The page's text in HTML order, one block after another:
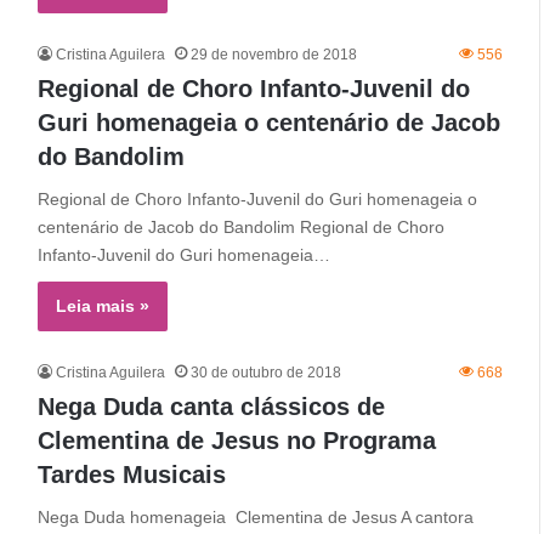
Cristina Aguilera 29 de novembro de 2018 556
Regional de Choro Infanto-Juvenil do
Guri homenageia o centenário de Jacob
do Bandolim
Regional de Choro Infanto-Juvenil do Guri homenageia o
centenário de Jacob do Bandolim Regional de Choro
Infanto-Juvenil do Guri homenageia…
Leia mais »
Cristina Aguilera 30 de outubro de 2018 668
Nega Duda canta clássicos de
Clementina de Jesus no Programa
Tardes Musicais
Nega Duda homenageia Clementina de Jesus A cantora